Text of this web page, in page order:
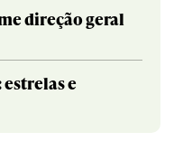
direção geral
estrelas e